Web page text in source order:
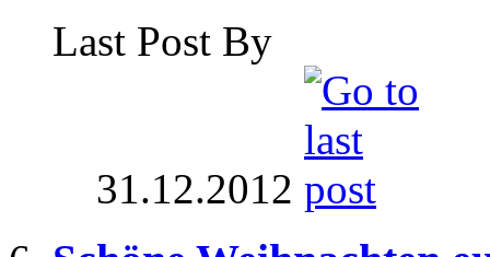
Last Post By
31.12.2012